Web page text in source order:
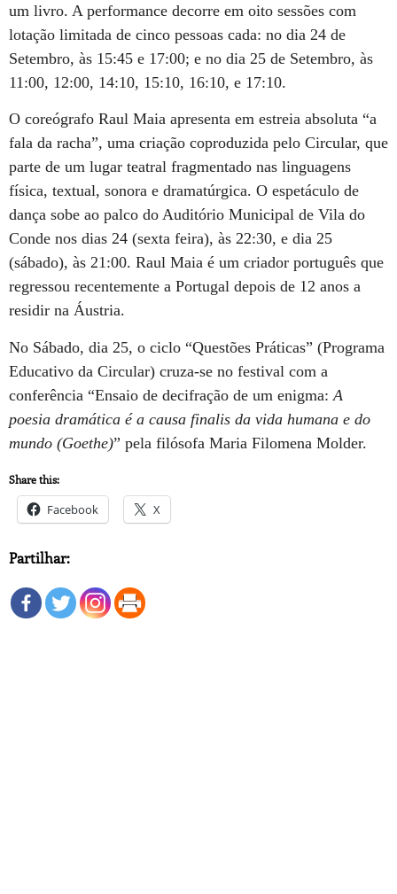
um livro. A performance decorre em oito sessões com
lotação limitada de cinco pessoas cada: no dia 24 de
Setembro, às 15:45 e 17:00; e no dia 25 de Setembro, às
11:00, 12:00, 14:10, 15:10, 16:10, e 17:10.
O coreógrafo Raul Maia apresenta em estreia absoluta “a
fala da racha”, uma criação coproduzida pelo Circular, que
parte de um lugar teatral fragmentado nas linguagens
física, textual, sonora e dramatúrgica. O espetáculo de
dança sobe ao palco do Auditório Municipal de Vila do
Conde nos dias 24 (sexta feira), às 22:30, e dia 25
(sábado), às 21:00. Raul Maia é um criador português que
regressou recentemente a Portugal depois de 12 anos a
residir na Áustria.
No Sábado, dia 25, o ciclo “Questões Práticas” (Programa
Educativo da Circular) cruza-se no festival com a
conferência “Ensaio de decifração de um enigma: A
poesia dramática é a causa finalis da vida humana e do
mundo (Goethe)” pela filósofa Maria Filomena Molder.
Share this:
Facebook X
Partilhar: